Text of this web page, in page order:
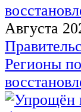
Августа
Регионы